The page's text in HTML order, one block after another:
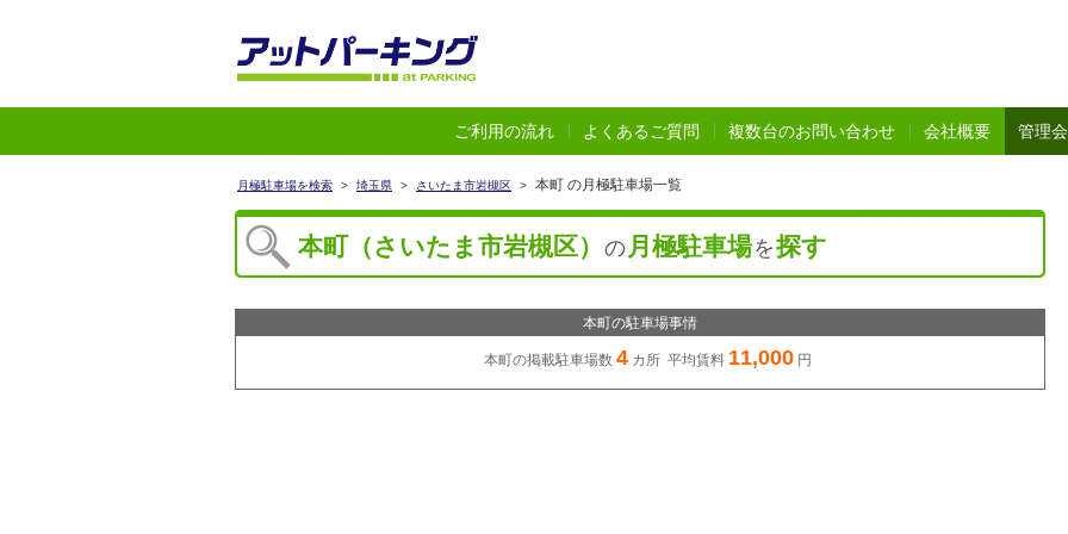
ご利用の流れ よくあるご質問 複数台のお問い合わせ 会社概要 管理
月極駐車場を検索 > 埼玉県 > さいたま市岩槻区 > 本町 の月極駐車場一覧
本町（さいたま市岩槻区） の 月極駐車場を探す
本町の駐車場事情
本町の掲載駐車場数 4カ所 平均賃料 11,000円